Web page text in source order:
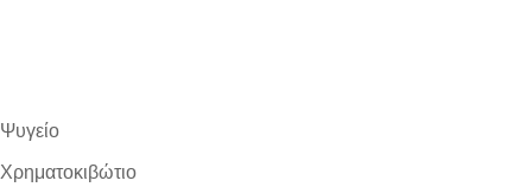
Ψυγείο
Χρηματοκιβώτιο